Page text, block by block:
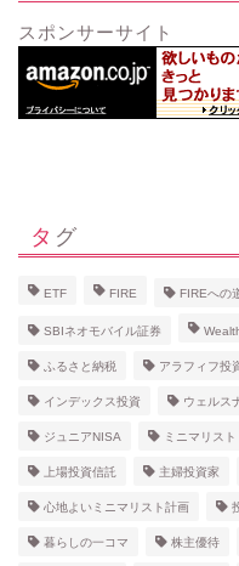
スポンサーサイト
タグ
ETF FIRE FIREへの
SBIネオモバイル証券
ふるさと納税 アラフィフ投
インデックス投資 ウェルス
ジュニアNISA ミニマリスト
上場投資信託 主婦投資家
心地よいミニマリスト計画
暮らしの一コマ 株主優待